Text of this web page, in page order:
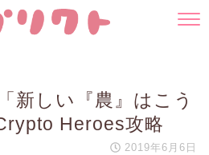
新しい『農』はこう
Heroes攻略
2019年6月6日